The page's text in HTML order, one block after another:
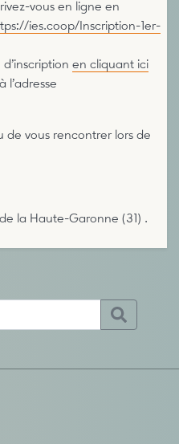
vous en ligne en
ies.coop/Inscription-1er-
en cliquant ici
l’adresse
de vous rencontrer lors de
la Haute-Garonne (31) .